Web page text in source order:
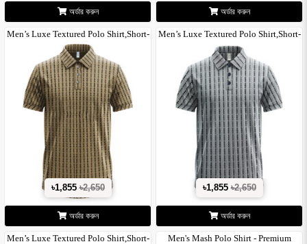
অর্ডার করুন অর্ডার করুন
Men’s Luxe Textured Polo Shirt,Short-
S..
৳1,855৳2,650
অর্ডার করুন
Men’s Luxe Textured Polo Shirt,Short-
S..
৳1,855৳2,650
অর্ডার করুন
Men’s Luxe Textured Polo Shirt,Short-
Men's Mash Polo Shirt - Premium